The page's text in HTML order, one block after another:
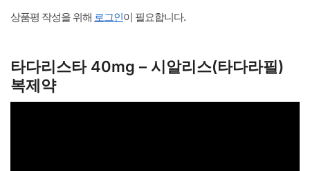
상품평 작성을 위해 로그인이 필요합니다.
타다리스타 40mg – 시알리스(타다라필)
복제약